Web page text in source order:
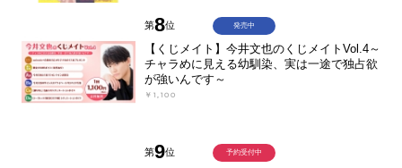
第8位
【くじメイト】今井文也のくじメイトVol.4～
チャラめに見える幼馴染、実は一途で独占欲
が強いんです～
￥1,100
発売中
第9位 予約受付中